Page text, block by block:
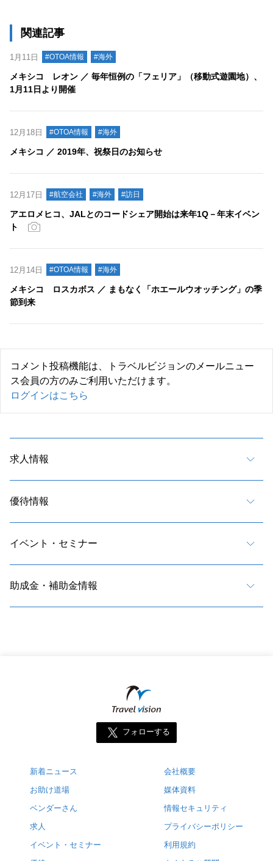
関連記事
1月11日 #OTOA情報 #海外
メキシコ レオン ／ 毎年恒例の「フェリア」（移動式遊園地）、
1月11日より開催
12月18日 #OTOA情報 #海外
メキシコ ／ 2019年、祝祭日のお知らせ
12月17日 #航空会社 #海外 #訪日
アエロメヒコ、JALとのコードシェア開始は来年1Q－年末イベン
ト
12月14日 #OTOA情報 #海外
メキシコ ロスカボス ／ まもなく「ホエールウオッチング」の季
節到来
コメント投稿機能は、トラベルビジョンのメールニュー
ス会員の方のみご利用いただけます。
ログインはこちら
求人情報
優待情報
イベント・セミナー
助成金・補助金情報
フォローする
新着ニュース
お助け道場
ベンダーさん
求人
イベント・セミナー
会社概要
媒体資料
情報セキュリティ
プライバシーポリシー
利用規約